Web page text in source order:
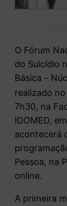
O Fórum
do Suicídio
Básica –
realizado
7h30, na
IDOMED,
acontecerá
Pessoa, na
online.
A primeira